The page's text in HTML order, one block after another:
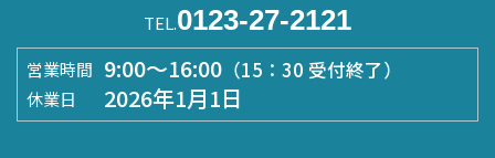
TEL.0123-27-2121
営業時間 9:00～16:00 （15：30 受付終了）
休業日 2026年1月1日